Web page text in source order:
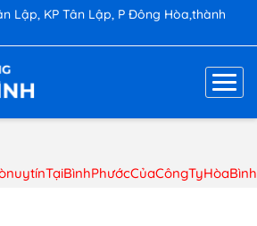
Lập, KP Tân Lập, P Đông Hòa,thành